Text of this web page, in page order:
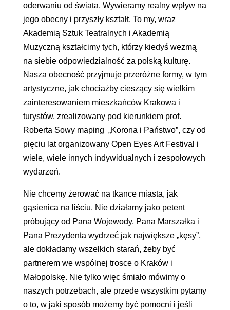
oderwaniu od świata. Wywieramy realny wpływ na
jego obecny i przyszły kształt. To my, wraz
Akademią Sztuk Teatralnych i Akademią
Muzyczną kształcimy tych, którzy kiedyś wezmą
na siebie odpowiedzialność za polską kulturę.
Nasza obecność przyjmuje przeróżne formy, w tym
artystyczne, jak chociażby cieszący się wielkim
zainteresowaniem mieszkańców Krakowa i
turystów, zrealizowany pod kierunkiem prof.
Roberta Sowy maping „Korona i Państwo”, czy od
pięciu lat organizowany Open Eyes Art Festival i
wiele, wiele innych indywidualnych i zespołowych
wydarzeń.
Nie chcemy żerować na tkance miasta, jak
gąsienica na liściu. Nie działamy jako petent
próbujący od Pana Wojewody, Pana Marszałka i
Pana Prezydenta wydrzeć jak największe „kęsy”,
ale dokładamy wszelkich starań, żeby być
partnerem we wspólnej trosce o Kraków i
Małopolskę. Nie tylko więc śmiało mówimy o
naszych potrzebach, ale przede wszystkim pytamy
o to, w jaki sposób możemy być pomocni i jeśli